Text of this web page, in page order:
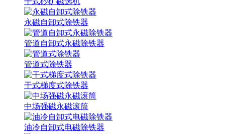
永磁自卸式除铁器
管道自卸式永磁除铁器
管道式除铁器
干式梯度式除铁器
中场强磁永磁滚筒
油冷自卸式电磁除铁器